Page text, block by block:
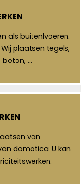
als buitenlvoeren.
plaatsen tegels,
beton, …
van
domotica. U kan